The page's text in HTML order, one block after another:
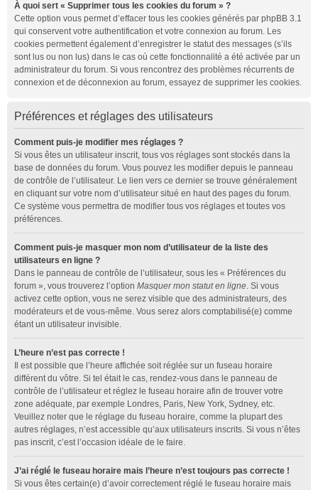
À quoi sert « Supprimer tous les cookies du forum » ?
Cette option vous permet d’effacer tous les cookies générés par phpBB 3.1
qui conservent votre authentification et votre connexion au forum. Les
cookies permettent également d’enregistrer le statut des messages (s’ils
sont lus ou non lus) dans le cas où cette fonctionnalité a été activée par un
administrateur du forum. Si vous rencontrez des problèmes récurrents de
connexion et de déconnexion au forum, essayez de supprimer les cookies.
Préférences et réglages des utilisateurs
Comment puis-je modifier mes réglages ?
Si vous êtes un utilisateur inscrit, tous vos réglages sont stockés dans la
base de données du forum. Vous pouvez les modifier depuis le panneau
de contrôle de l’utilisateur. Le lien vers ce dernier se trouve généralement
en cliquant sur votre nom d’utilisateur situé en haut des pages du forum.
Ce système vous permettra de modifier tous vos réglages et toutes vos
préférences.
Comment puis-je masquer mon nom d’utilisateur de la liste des
utilisateurs en ligne ?
Dans le panneau de contrôle de l’utilisateur, sous les « Préférences du
forum », vous trouverez l’option Masquer mon statut en ligne. Si vous
activez cette option, vous ne serez visible que des administrateurs, des
modérateurs et de vous-même. Vous serez alors comptabilisé(e) comme
étant un utilisateur invisible.
L’heure n’est pas correcte !
Il est possible que l’heure affichée soit réglée sur un fuseau horaire
différent du vôtre. Si tel était le cas, rendez-vous dans le panneau de
contrôle de l’utilisateur et réglez le fuseau horaire afin de trouver votre
zone adéquate, par exemple Londres, Paris, New York, Sydney, etc.
Veuillez noter que le réglage du fuseau horaire, comme la plupart des
autres réglages, n’est accessible qu’aux utilisateurs inscrits. Si vous n’êtes
pas inscrit, c’est l’occasion idéale de le faire.
J’ai réglé le fuseau horaire mais l’heure n’est toujours pas correcte !
Si vous êtes certain(e) d’avoir correctement réglé le fuseau horaire mais